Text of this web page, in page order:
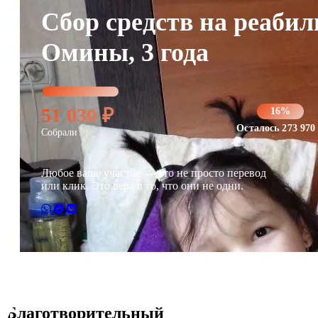
Сбор средств на
Омины, 3 года
51 030 ₽
Собрали
16%
Осталось 273 970
Любое ваше участие — это не просто перевод
или клик. Это вера в то, что они не одни.
Благотворительный